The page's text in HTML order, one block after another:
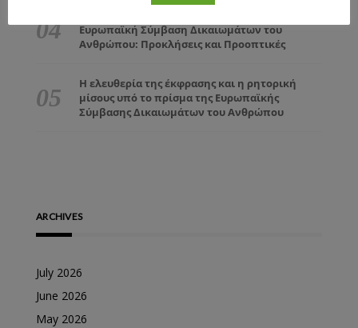
Ευρωπαϊκή Σύμβαση Δικαιωμάτων του
Ανθρώπου: Προκλήσεις και Προοπτικές
Η ελευθερία της έκφρασης και η ρητορική
μίσους υπό το πρίσμα της Ευρωπαϊκής
Σύμβασης Δικαιωμάτων του Ανθρώπου
ARCHIVES
July 2026
June 2026
May 2026